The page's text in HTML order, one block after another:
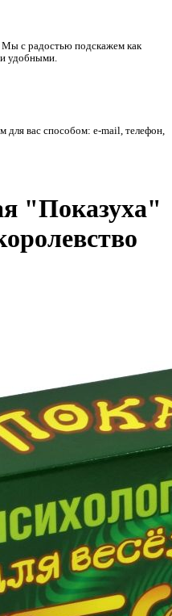
Мы с радостью подскажем как
и удобными.
вас способом: e-mail, телефон,
"Показуха"